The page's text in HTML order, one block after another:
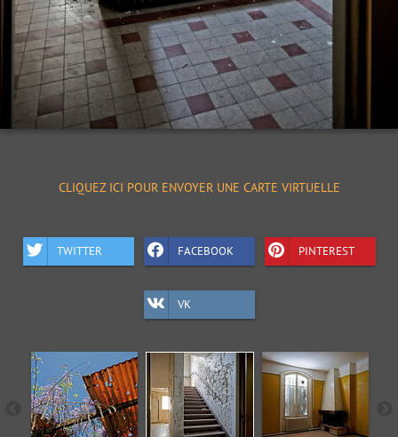
CLIQUEZ ICI POUR ENVOYER UNE CARTE VIRTUELLE
TWITTER FACEBOOK PINTEREST
VK